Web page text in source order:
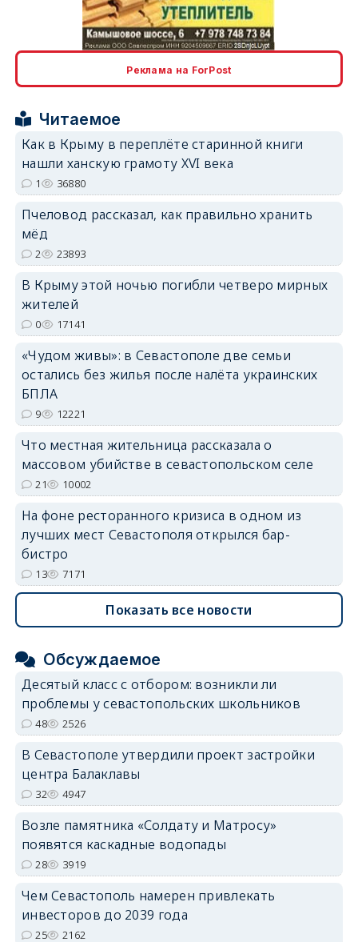
Реклама на ForPost
Читаемое
Как в Крыму в переплёте старинной книги
нашли ханскую грамоту XVI века
1 36880
Пчеловод рассказал, как правильно хранить
мёд
2 23893
В Крыму этой ночью погибли четверо мирных
жителей
0 17141
«Чудом живы»: в Севастополе две семьи
остались без жилья после налёта украинских
БПЛА
9 12221
Что местная жительница рассказала о
массовом убийстве в севастопольском селе
21 10002
На фоне ресторанного кризиса в одном из
лучших мест Севастополя открылся бар-
бистро
13 7171
Показать все новости
Обсуждаемое
Десятый класс с отбором: возникли ли
проблемы у севастопольских школьников
48 2526
В Севастополе утвердили проект застройки
центра Балаклавы
32 4947
Возле памятника «Солдату и Матросу»
появятся каскадные водопады
28 3919
Чем Севастополь намерен привлекать
инвесторов до 2039 года
25 2162